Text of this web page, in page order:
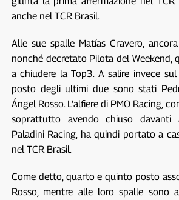
anche nel TCR Brasil.
Alle sue spalle Matías Cravero,
nonché decretato Pilota del Weekend,
a chiudere la Top3. A salire invece
posto degli ultimi due sono stati
Ángel Rosso. L’alfiere di PMO Racing,
soprattutto avendo chiuso davanti
Paladini Racing, ha quindi portato a
nel TCR Brasil.
Come detto, quarto e quinto posto
Rosso, mentre alle loro spalle sono